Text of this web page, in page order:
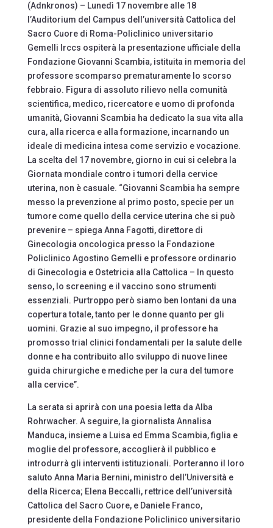
(Adnkronos) – Lunedì 17 novembre alle 18
l’Auditorium del Campus dell’università Cattolica del
Sacro Cuore di Roma-Policlinico universitario
Gemelli Irccs ospiterà la presentazione ufficiale della
Fondazione Giovanni Scambia, istituita in memoria del
professore scomparso prematuramente lo scorso
febbraio. Figura di assoluto rilievo nella comunità
scientifica, medico, ricercatore e uomo di profonda
umanità, Giovanni Scambia ha dedicato la sua vita alla
cura, alla ricerca e alla formazione, incarnando un
ideale di medicina intesa come servizio e vocazione.
La scelta del 17 novembre, giorno in cui si celebra la
Giornata mondiale contro i tumori della cervice
uterina, non è casuale. “Giovanni Scambia ha sempre
messo la prevenzione al primo posto, specie per un
tumore come quello della cervice uterina che si può
prevenire – spiega Anna Fagotti, direttore di
Ginecologia oncologica presso la Fondazione
Policlinico Agostino Gemelli e professore ordinario
di Ginecologia e Ostetricia alla Cattolica – In questo
senso, lo screening e il vaccino sono strumenti
essenziali. Purtroppo però siamo ben lontani da una
copertura totale, tanto per le donne quanto per gli
uomini. Grazie al suo impegno, il professore ha
promosso trial clinici fondamentali per la salute delle
donne e ha contribuito allo sviluppo di nuove linee
guida chirurgiche e mediche per la cura del tumore
alla cervice”.
La serata si aprirà con una poesia letta da Alba
Rohrwacher. A seguire, la giornalista Annalisa
Manduca, insieme a Luisa ed Emma Scambia, figlia e
moglie del professore, accoglierà il pubblico e
introdurrà gli interventi istituzionali. Porteranno il loro
saluto Anna Maria Bernini, ministro dell’Università e
della Ricerca; Elena Beccalli, rettrice dell’università
Cattolica del Sacro Cuore, e Daniele Franco,
presidente della Fondazione Policlinico universitario